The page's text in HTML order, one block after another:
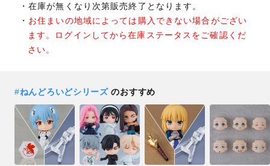
在庫が無くなり次第販売終了となります。
お住まいの地域によっては購入できない場合がござい
ます。ログインしてから在庫ステータスをご確認くだ
さい。
#ねんどろいどシリーズのおすすめ